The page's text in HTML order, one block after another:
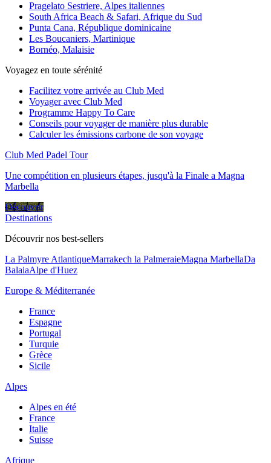
Pragelato Sestriere, Alpes italiennes
South Africa Beach & Safari, Afrique du Sud
Punta Cana, République dominicaine
Les Boucaniers, Martinique
Bornéo, Malaisie
Voyagez en toute sérénité
Facilitez votre arrivée au Club Med
Voyager avec Club Med
Programme Happy To Care
Conseils pour voyager de manière plus durable
Calculer les émissions carbone de son voyage
Club Med Padel Tour
Une compétition en plusieurs étapes, jusqu'à la Finale a Magna
Marbella
Découvrir
Destinations
Découvrir nos best-sellers
La Palmyre AtlantiqueMarrakech la PalmeraieMagna MarbellaDa
BalaiaAlpe d'Huez
Europe & Méditerranée
France
Espagne
Portugal
Turquie
Grèce
Sicile
Alpes
Alpes en été
France
Italie
Suisse
Afrique